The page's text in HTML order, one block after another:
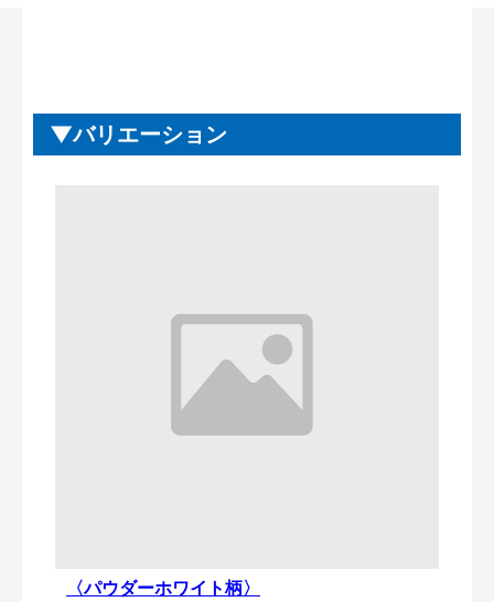
バリエーション
〈パウダーホワイト柄〉